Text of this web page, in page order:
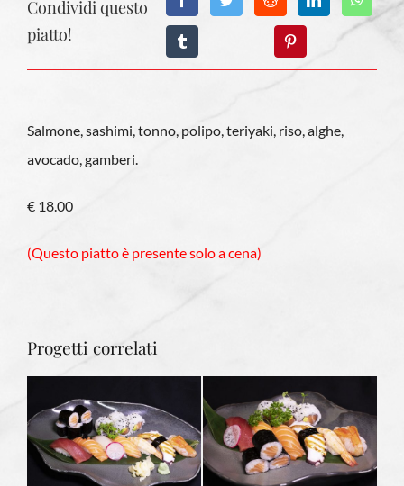
Condividi questo
piatto!
Salmone, sashimi, tonno, polipo, teriyaki, riso, alghe,
avocado, gamberi.
€ 18.00
(Questo piatto è presente solo a cena)
Progetti correlati